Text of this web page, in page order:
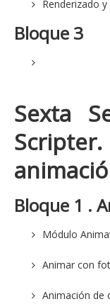
Renderizado
Bloque 3
Sexta
Bloque 1 .
Módulo
Animar con
Animación de